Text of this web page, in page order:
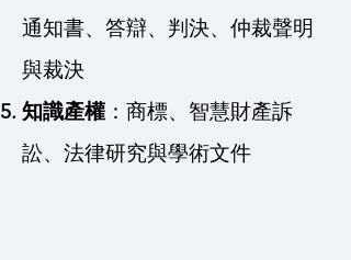
通知書、答辯、判決、仲裁聲明
與裁決
知識產權 ：商標、智慧財產訴
訟、法律研究與學術文件